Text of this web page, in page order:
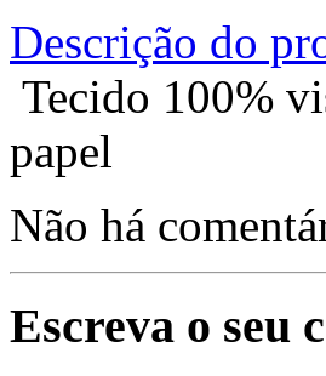
Descrição do
Tecido 100%
papel
Não há
Escreva o seu